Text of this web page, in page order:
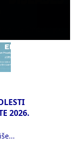
2026.